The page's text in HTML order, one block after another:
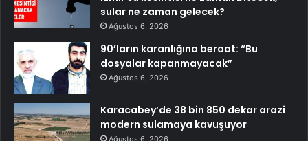
sular ne zaman gelecek?
Ağustos 6, 2026
90’ların karanlığına beraat: “Bu
dosyalar kapanmayacak”
Ağustos 6, 2026
Karacabey’de 38 bin 850 dekar arazi
modern sulamaya kavuşuyor
Ağustos 6, 2026